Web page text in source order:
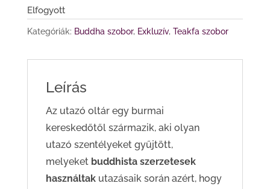
Elfogyott
Kategóriák: Buddha szobor, Exkluzív, Teakfa szobor
Leírás
Az utazó oltár egy burmai
kereskedőtől származik, aki olyan
utazó szentélyeket gyűjtött,
melyeket buddhista szerzetesek
használtak utazásaik során azért, hogy